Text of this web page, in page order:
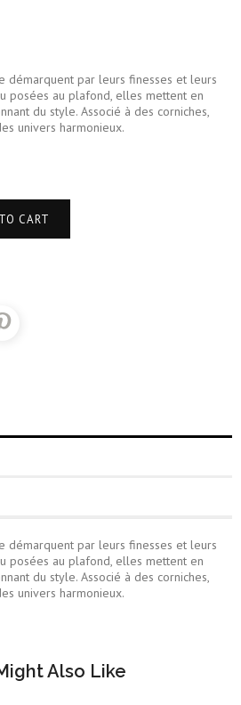
démarquent par leurs finesses et leurs
posées au plafond, elles mettent en
du style. Associé à des corniches,
univers harmonieux.
CART
démarquent par leurs finesses et leurs
posées au plafond, elles mettent en
du style. Associé à des corniches,
univers harmonieux.
Also Like